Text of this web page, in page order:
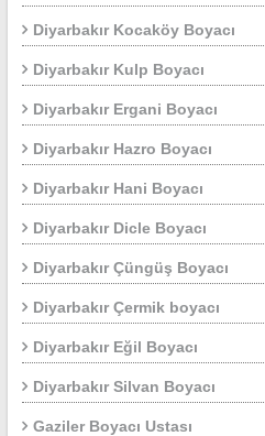
Diyarbakır Kocaköy Boyacı
Diyarbakır Kulp Boyacı
Diyarbakır Ergani Boyacı
Diyarbakır Hazro Boyacı
Diyarbakır Hani Boyacı
Diyarbakır Dicle Boyacı
Diyarbakır Çüngüş Boyacı
Diyarbakır Çermik boyacı
Diyarbakır Eğil Boyacı
Diyarbakır Silvan Boyacı
Gaziler Boyacı Ustası